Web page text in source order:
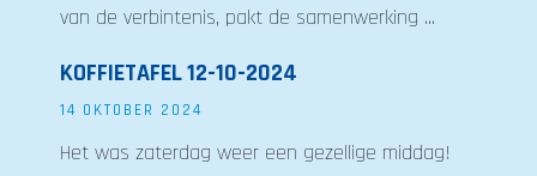
van de verbintenis, pakt de samenwerking ...
KOFFIETAFEL 12-10-2024
14 OKTOBER 2024
Het was zaterdag weer een gezellige middag!